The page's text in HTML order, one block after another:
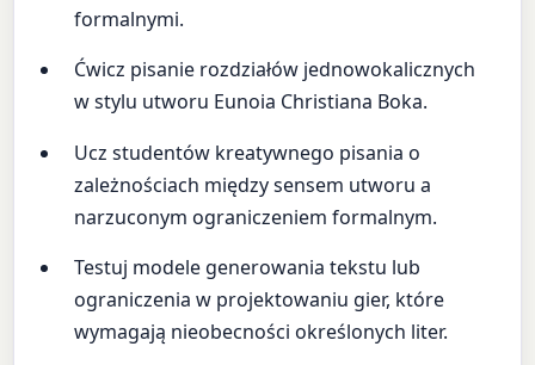
formalnymi.
Ćwicz pisanie rozdziałów jednowokalicznych
w stylu utworu Eunoia Christiana Boka.
Ucz studentów kreatywnego pisania o
zależnościach między sensem utworu a
narzuconym ograniczeniem formalnym.
Testuj modele generowania tekstu lub
ograniczenia w projektowaniu gier, które
wymagają nieobecności określonych liter.